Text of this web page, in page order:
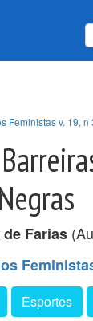
Feministas v. 19, n
Farias
Esportes